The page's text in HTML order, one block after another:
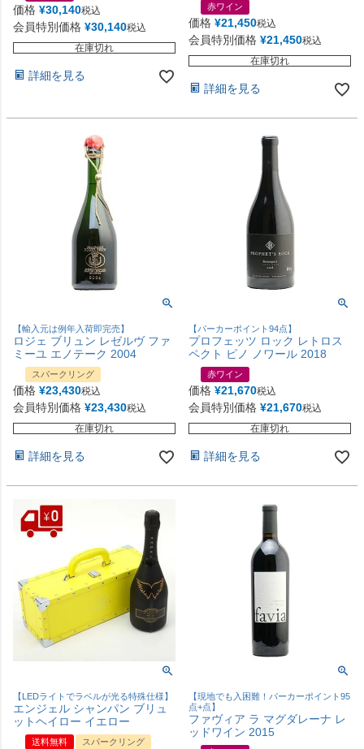
価格 ¥30,140税込
会員特別価格 ¥30,140税込
在庫切れ
詳細を見る
赤ワイン
価格 ¥21,450税込
会員特別価格 ¥21,450税込
在庫切れ
詳細を見る
【輸入元は例年入荷即完売】
ロジェ ブリュン レゼルヴ ファ
ミーユ エノテーク 2004
スパークリング
価格 ¥23,430税込
会員特別価格 ¥23,430税込
在庫切れ
詳細を見る
【パーカーポイント94点】
プロフェッツ ロック レトロス
ペクト ピノ ノワール 2018
赤ワイン
価格 ¥21,670税込
会員特別価格 ¥21,670税込
在庫切れ
詳細を見る
【LEDライトでラベルが光る特殊仕様】
エンジェル シャンパン ブリュ
ットヘイロー イエロー
送料無料 スパークリング
【現地でも入困難！パーカーポイント95
点+点】
ファヴィア ラ マグダレーナ レ
ッドワイン 2015